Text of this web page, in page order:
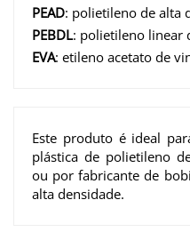
PEAD: polietileno de alta
PEBDL: polietileno linear
EVA: etileno acetato de
Este produto é ideal
plástica de polietileno
ou por fabricante de
alta densidade.